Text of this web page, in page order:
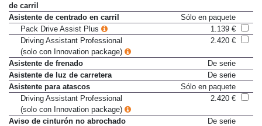
de carril
Asistente de centrado en carril
Sólo en paquete
Pack Drive Assist Plus
1.139 €
Driving Assistant Professional
(solo con Innovation package)
2.420 €
Asistente de frenado
De serie
Asistente de luz de carretera
De serie
Asistente para atascos
Sólo en paquete
Driving Assistant Professional
(solo con Innovation package)
2.420 €
Aviso de cinturón no abrochado
De serie